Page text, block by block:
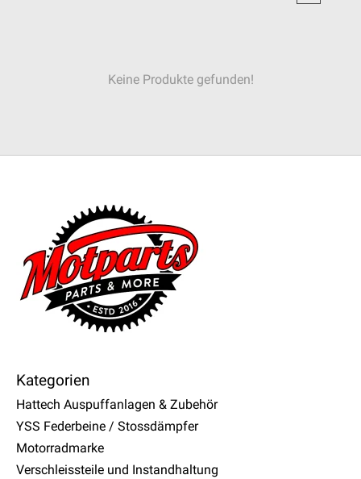
Keine Produkte gefunden!
Kategorien
Hattech Auspuffanlagen & Zubehör
YSS Federbeine / Stossdämpfer
Motorradmarke
Verschleissteile und Instandhaltung